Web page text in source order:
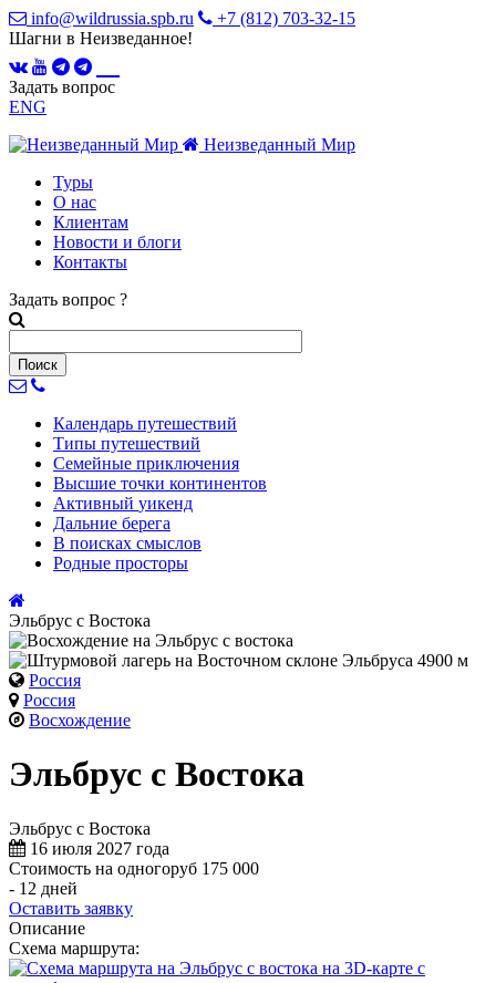
info@wildrussia.spb.ru
+7 (812) 703-32-15
Шагни в Неизведанное!
Задать вопрос
ENG
Неизведанный Мир
Туры
О нас
Клиентам
Новости и блоги
Контакты
Задать вопрос ?
Календарь путешествий
Типы путешествий
Семейные приключения
Высшие точки континентов
Активный уикенд
Дальние берега
В поисках смыслов
Родные просторы
Эльбрус с Востока
Россия
Россия
Восхождение
Эльбрус с Востока
Эльбрус с Востока
16 июля 2027 года
Стоимость на одногоруб 175 000
- 12 дней
Оставить заявку
Описание
Схема маршрута: